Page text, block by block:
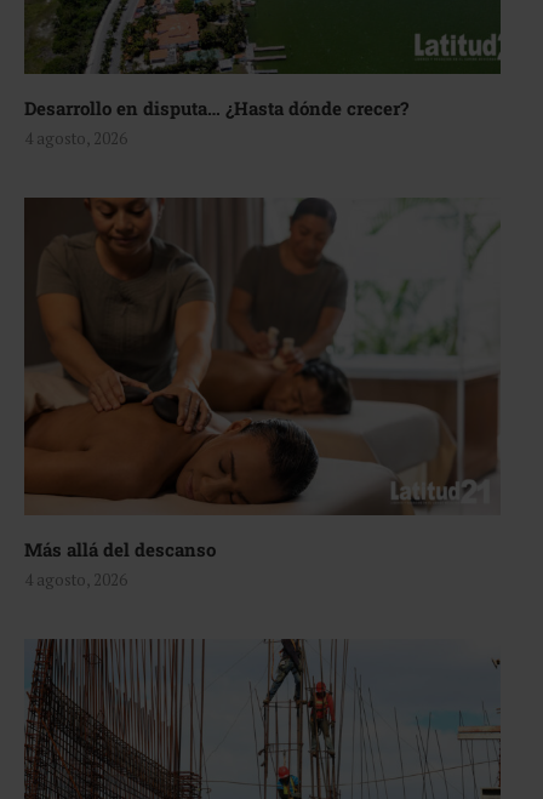
Desarrollo en disputa… ¿Hasta dónde crecer?
4 agosto, 2026
Más allá del descanso
4 agosto, 2026